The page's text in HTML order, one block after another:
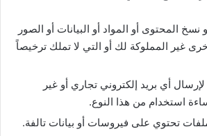
نسخ المحتوى أو المواد أو البيانات أو الصور
غير المملوكة لك أو التي لا تملك ترخيصاً
أي بريد إلكتروني تجاري أو غير
استخدام من هذا النوع.
تحتوي على فيروسات أو بيانات تالفة.